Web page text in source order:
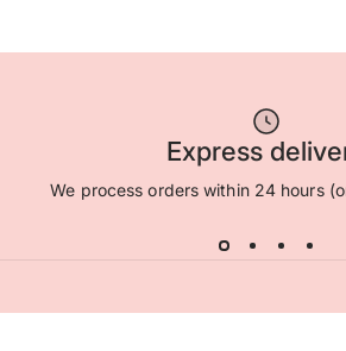
Express
We process orders within 24 hours